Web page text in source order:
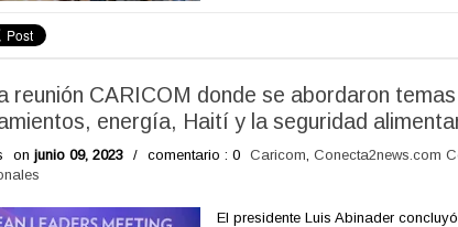
reunión CARICOM donde se abordaron
energía, Haití y la seguridad
on junio 09, 2023 / comentario : 0 Caricom, Conecta2news.com
El presidente Luis Abinader